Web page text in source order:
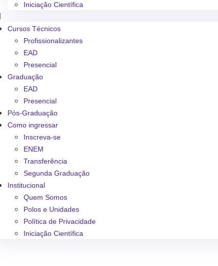
Iniciação Científica
Cursos Técnicos
Profissionalizantes
EAD
Presencial
Graduação
EAD
Presencial
Pós-Graduação
Como ingressar
Inscreva-se
ENEM
Transferência
Segunda Graduação
Institucional
Quem Somos
Polos e Unidades
Política de Privacidade
Iniciação Científica